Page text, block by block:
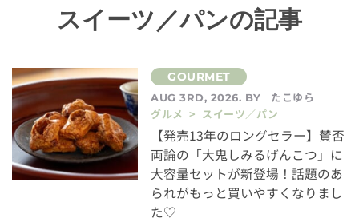
スイーツ／パンの記事
AUG 3RD, 2026. BY
たこゆら
グルメ > スイーツ／パン
【発売13年のロングセラー】賛否
両論の「大鬼しみるげんこつ」に
大容量セットが新登場！話題のあ
られがもっと買いやすくなりまし
た♡